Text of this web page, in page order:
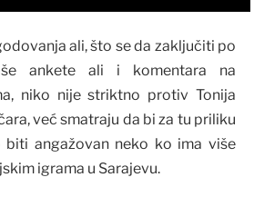
ali, što se da zaključiti po
ankete ali i komentara na
niko nije striktno protiv Tonija
već smatraju da bi za tu priliku
biti angažovan neko ko ima više
igrama u Sarajevu.